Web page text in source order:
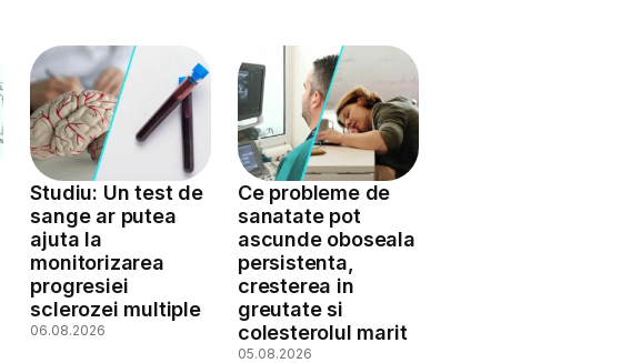
Studiu: Un test de
sange ar putea
ajuta la
monitorizarea
progresiei
sclerozei multiple
06.08.2026
Ce probleme de
sanatate pot
ascunde oboseala
persistenta,
cresterea in
greutate si
colesterolul marit
05.08.2026